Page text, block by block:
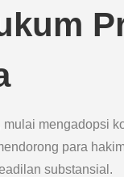
mengadopsi
para
substansial.